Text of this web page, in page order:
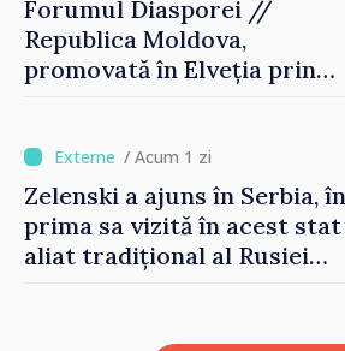
Forumul Diasporei //
Republica Moldova,
promovată în Elveția prin
/ Acum 1 zi
Zelenski a ajuns în Serbia, în
prima sa vizită în acest stat
aliat tradițional al Rusiei